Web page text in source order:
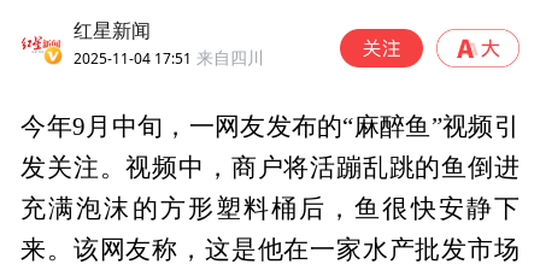
红星新闻
2025-11-04 17:51 来自四川
今年9月中旬，一网友发布的“麻醉鱼”视频引
发关注。视频中，商户将活蹦乱跳的鱼倒进
充满泡沫的方形塑料桶后，鱼很快安静下
来。该网友称，这是他在一家水产批发市场